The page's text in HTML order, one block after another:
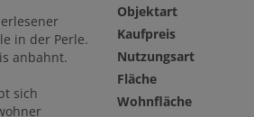
in der Perle.
anbahnt.
sich
Objektart
Kaufpreis
Nutzungsart
Fläche
Wohnfläche